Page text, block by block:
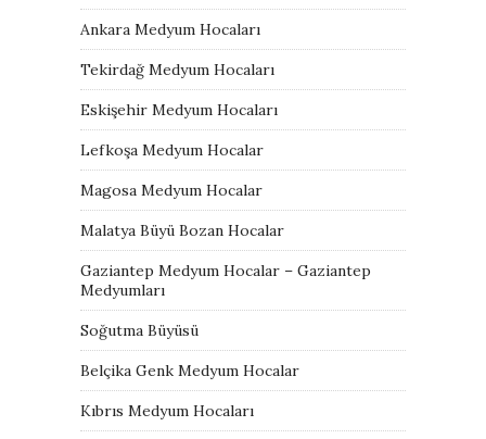
Ankara Medyum Hocaları
Tekirdağ Medyum Hocaları
Eskişehir Medyum Hocaları
Lefkoşa Medyum Hocalar
Magosa Medyum Hocalar
Malatya Büyü Bozan Hocalar
Gaziantep Medyum Hocalar – Gaziantep
Medyumları
Soğutma Büyüsü
Belçika Genk Medyum Hocalar
Kıbrıs Medyum Hocaları